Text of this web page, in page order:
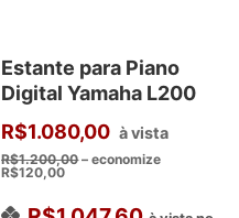
Estante para Piano
Digital Yamaha L200
R$1.080,00 à vista
R$1.200,00– economize
R$120,00